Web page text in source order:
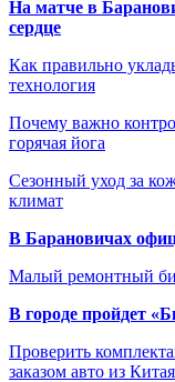
На матче в
сердце
Как правильно
технология
Почему важно
горячая йога
Сезонный уход за
климат
В Барановичах
Малый ремонтный
В городе пройдет
Проверить
заказом авто из Китая